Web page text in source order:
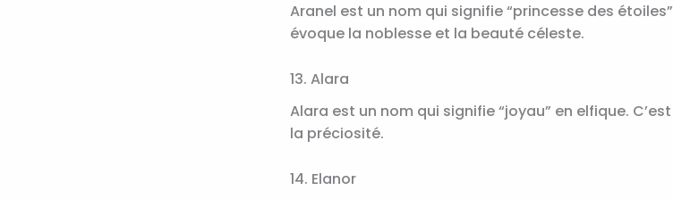
Aranel est un nom qui signifie “princesse des
évoque la noblesse et la beauté céleste.
13. Alara
Alara est un nom qui signifie “joyau” en elfique.
la préciosité.
14. Elanor